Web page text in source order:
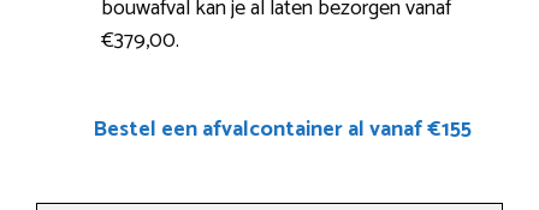
bouwafval kan je al laten bezorgen vanaf
€379,00.
Bestel een afvalcontainer al vanaf €155